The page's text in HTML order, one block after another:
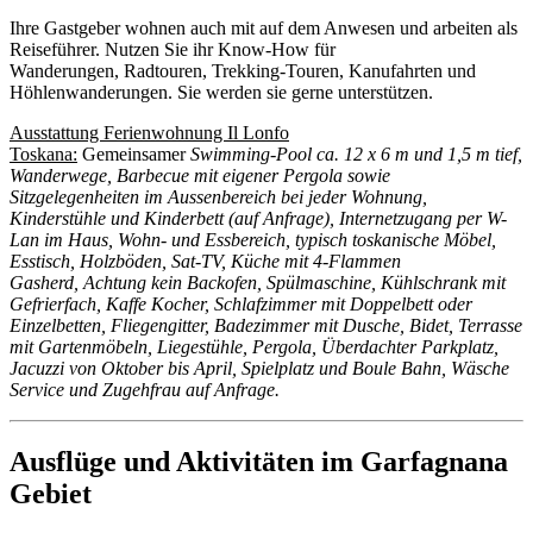
Ihre Gastgeber wohnen auch mit auf dem Anwesen und arbeiten als
Reiseführer. Nutzen Sie ihr Know-How für
Wanderungen, Radtouren, Trekking-Touren, Kanufahrten und
Höhlenwanderungen. Sie werden sie gerne unterstützen.
Ausstattung Ferienwohnung Il Lonfo
Toskana: GemeinsamerSwimming-Pool ca. 12 x 6 m und 1,5 m tief,
Wanderwege, Barbecue mit eigener Pergola sowie
Sitzgelegenheiten im Aussenbereich bei jeder Wohnung,
Kinderstühle und Kinderbett (auf Anfrage), Internetzugang per W-
Lan im Haus, Wohn- und Essbereich, typisch toskanische Möbel,
Esstisch, Holzböden, Sat-TV, Küche mit 4-Flammen
Gasherd, Achtung kein Backofen, Spülmaschine, Kühlschrank mit
Gefrierfach, Kaffe Kocher, Schlafzimmer mit Doppelbett oder
Einzelbetten, Fliegengitter, Badezimmer mit Dusche, Bidet, Terrasse
mit Gartenmöbeln, Liegestühle, Pergola, Überdachter Parkplatz,
Jacuzzi von Oktober bis April, Spielplatz und Boule Bahn, Wäsche
Service und Zugehfrau auf Anfrage.
Ausflüge und Aktivitäten im Garfagnana
Gebiet